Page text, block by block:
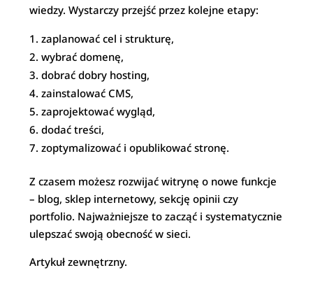
wiedzy. Wystarczy przejść przez kolejne etapy:
zaplanować cel i strukturę,
wybrać domenę,
dobrać dobry hosting,
zainstalować CMS,
zaprojektować wygląd,
dodać treści,
zoptymalizować i opublikować stronę.
Z czasem możesz rozwijać witrynę o nowe funkcje
– blog, sklep internetowy, sekcję opinii czy
portfolio. Najważniejsze to zacząć i systematycznie
ulepszać swoją obecność w sieci.
Artykuł zewnętrzny.